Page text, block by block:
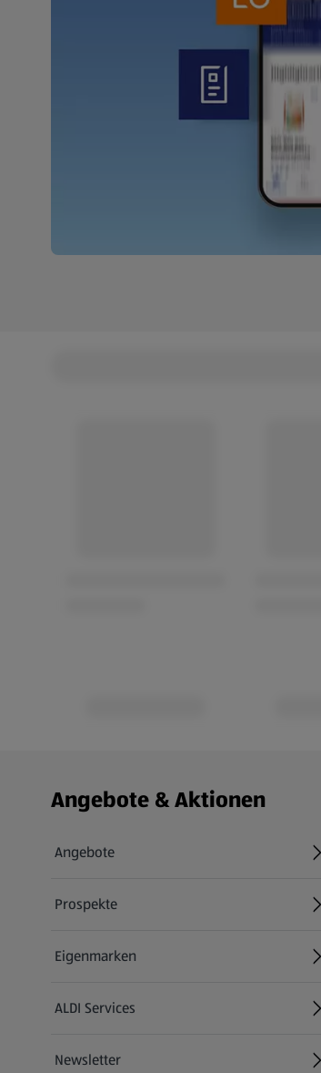
Fußzeilenmenü - weitere Links
Angebote & Aktionen
Angebote
Prospekte
Eigenmarken
ALDI Services
Newsletter